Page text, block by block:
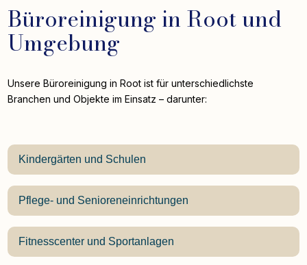
Büroreinigung in Root und
Umgebung
Unsere Büroreinigung in Root ist für unterschiedlichste
Branchen und Objekte im Einsatz – darunter:
Kindergärten und Schulen
Pflege- und Senioreneinrichtungen
Fitnesscenter und Sportanlagen